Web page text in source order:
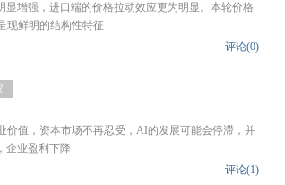
增强，进口端的价格拉动效应更为明显。本轮价格
现鲜明的结构性特征
评论(0)
值，资本市场不再忍受，AI的发展可能会停滞，并
企业盈利下降
评论(1)